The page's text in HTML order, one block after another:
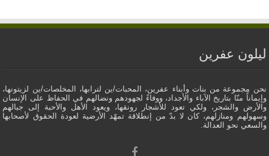
ليلون عفرين
نحن مجموعة من بنات وأبناء عفرين، المحبات/ين لترابها، المخلصات/ين لزيتونها،
وإيماناً منّا بتاريخ الآباء والأجداد، ووفاءً لجهودهم ونضالهم في الحفاظ على الإنسان
والأرض والشجر، ولكي تعود للأشجار رونقها، ويعود الأهل والأحبة إلى جبالهم
وسهولهم ومنازلهم، كان لا بدّ من إنطلاقة تمهّد الأرضية لعودة الحقوق لأصحابها
والسعي نحو العدالة.